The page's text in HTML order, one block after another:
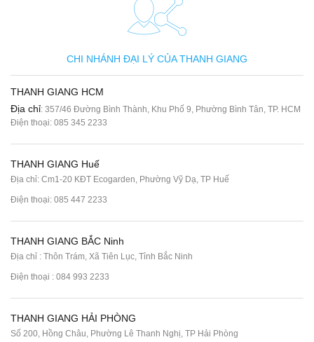
CHI NHÁNH ĐẠI LÝ CỦA THANH GIANG
THANH GIANG HCM
Địa chỉ: 357/46 Đường Bình Thành, Khu Phố 9, Phường Bình Tân, TP. HCM
Điện thoại: 085 345 2233
THANH GIANG Huế
Địa chỉ: Cm1-20 KĐT Ecogarden, Phường Vỹ Dạ, TP Huế
Điện thoại: 085 447 2233
THANH GIANG BẮC Ninh
Địa chỉ : Thôn Trám, Xã Tiên Lục, Tỉnh Bắc Ninh
Điện thoại : 084 993 2233
THANH GIANG HẢI PHÒNG
Số 200, Hồng Châu, Phường Lê Thanh Nghị, TP Hải Phòng